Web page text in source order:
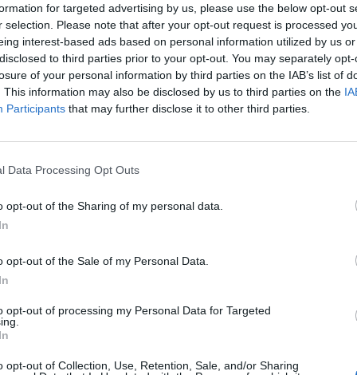
for targeted advertising by us, please use the below opt-out
selection. Please note that after your opt-out request is processed
interest-based ads based on personal information utilized by us
to third parties prior to your opt-out. You may separately
of your personal information by third parties on the IAB’s list of
This information may also be disclosed by us to third parties on the
Participants that may further disclose it to other third parties.
Data Processing Opt Outs
opt-out of the Sharing of my personal data.
opt-out of the Sale of my Personal Data.
opt-out of processing my Personal Data for Targeted
opt-out of Collection, Use, Retention, Sale, and/or Sharing
alakulnak ez elektromos autó eladások, mint ahogy
német autógyártó visszafogja az elektromos
Day 2026Október 21-én jön a Portfolio Investment Day 2026,
évek nyertesei, mire számíthatunk a részvény-, kötvény-
érdemes portfóliót építeni egy gyorsan változó...
portfolio.hu hírarchívumához tartozik, melynek olvasása
cikkarchívum